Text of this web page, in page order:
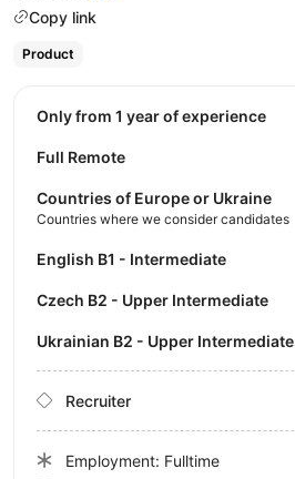
Copy link
Product
Only from 1 year of experience
Full Remote
Countries of Europe or Ukraine
Countries where we consider candidates
English B1 - Intermediate
Czech B2 - Upper Intermediate
Ukrainian B2 - Upper Intermediate
Recruiter
Employment: Fulltime